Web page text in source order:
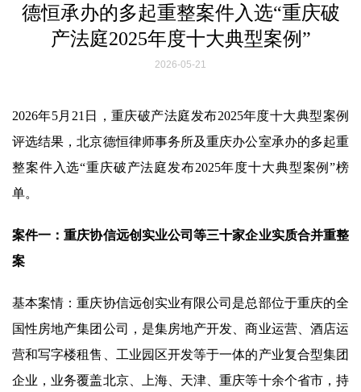
德恒承办的多起重整案件入选“重庆破
产法庭2025年度十大典型案例”
2026-05-21
2026年5月21日，重庆破产法庭发布2025年度十大典型案例
评选结果，北京德恒律师事务所及重庆办公室承办的多起重
整案件入选“重庆破产法庭发布2025年度十大典型案例”榜
单。
案件一：重庆协信远创实业公司等三十家企业实质合并重整
案
基本案情：重庆协信远创实业有限公司是总部位于重庆的全
国性房地产集团公司，是集房地产开发、商业运营、酒店运
营和写字楼租售、工业园区开发等于一体的产业复合型集团
企业，业务覆盖北京、上海、天津、重庆等十余个省市，持